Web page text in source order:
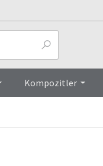
Kompozitler